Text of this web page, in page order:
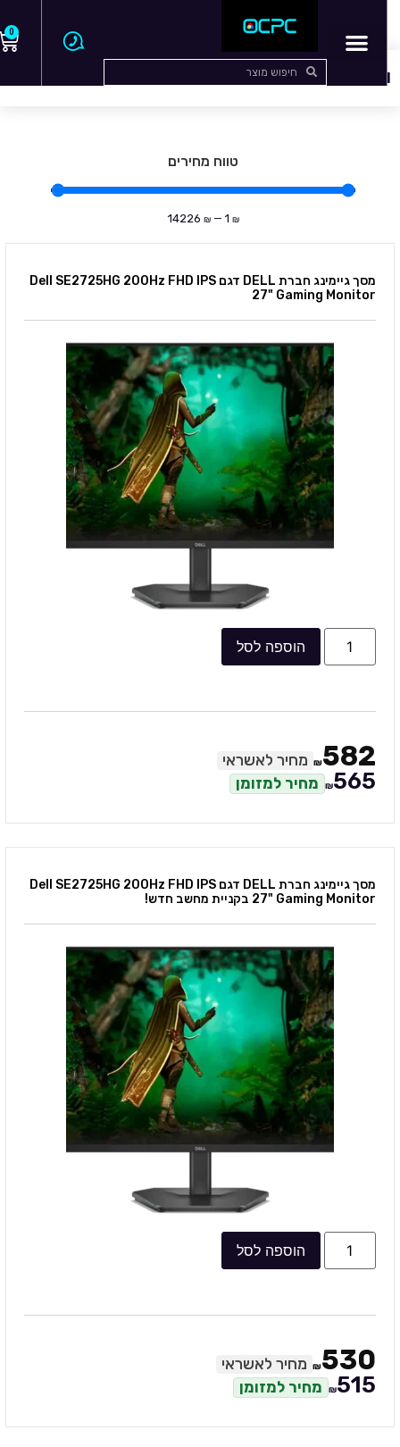
0
Dell
טווח מחירים
₪
1
—
₪
14226
מסך גיימינג חברת DELL דגם Dell SE2725HG 200Hz FHD IPS
27" Gaming Monitor
הוספה לסל
₪582 מחיר לאשראי
₪565 מחיר למזומן
מסך גיימינג חברת DELL דגם Dell SE2725HG 200Hz FHD IPS
27" Gaming Monitor בקניית מחשב חדש!
הוספה לסל
₪530 מחיר לאשראי
₪515 מחיר למזומן